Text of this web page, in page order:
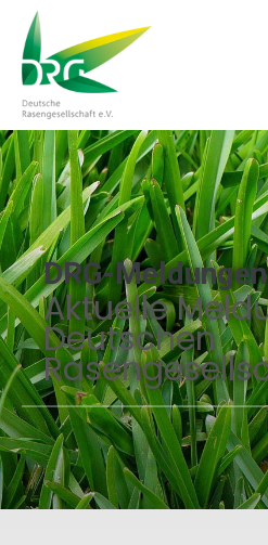
DRG-Meldungen
Aktuelle
Deutschen